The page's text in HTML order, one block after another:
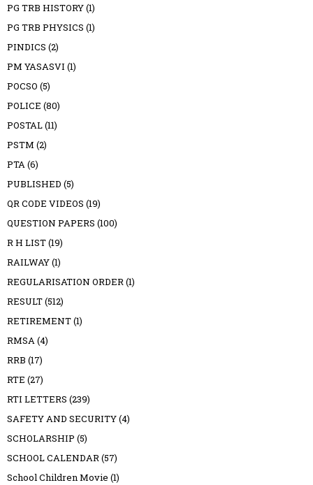
PG TRB HISTORY(1)
PG TRB PHYSICS (1)
PINDICS (2)
PM YASASVI (1)
POCSO (5)
POLICE (80)
POSTAL(11)
PSTM (2)
PTA(6)
PUBLISHED (5)
QR CODE VIDEOS (19)
QUESTION PAPERS (100)
R H LIST(19)
RAILWAY(1)
REGULARISATION ORDER(1)
RESULT(512)
RETIREMENT(1)
RMSA(4)
RRB (17)
RTE (27)
RTI LETTERS (239)
SAFETY AND SECURITY(4)
SCHOLARSHIP (5)
SCHOOL CALENDAR(57)
School Children Movie (1)